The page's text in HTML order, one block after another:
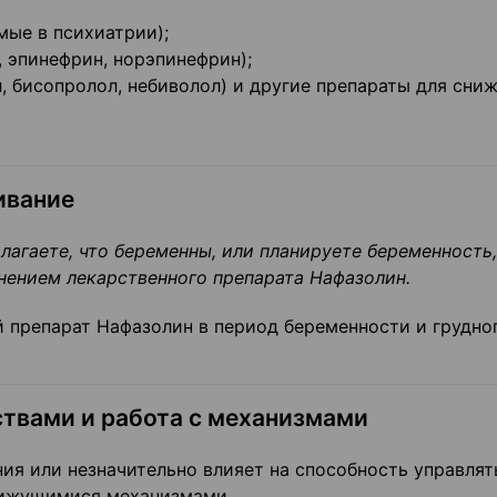
в психиатрии);
норэпинефрин);
небиволол) и другие препараты для
что беременны, или планируете беременность,
лекарственного препарата Нафазолин.
Нафазолин в период беременности и
и работа с механизмами
или незначительно влияет на способность